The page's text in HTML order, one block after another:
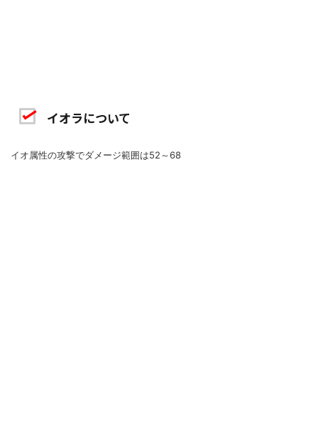
イオラについて
イオ属性の攻撃でダメージ範囲は52～68